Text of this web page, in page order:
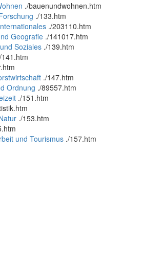
./bauenundwohnen.htm
./133.htm
./203110.htm
Geografie ./141017.htm
Soziales ./139.htm
/141.htm
./147.htm
Ordnung ./89557.htm
./151.htm
./153.htm
und Tourismus ./157.htm